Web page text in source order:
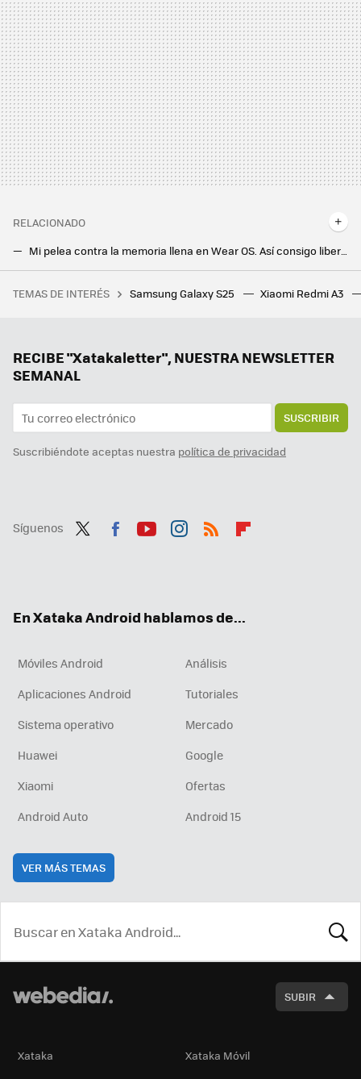
RELACIONADO
Mi pelea contra la memoria llena en Wear OS. Así consigo liberar espacio para mis apps favoritas
El Samsung Galaxy Watch Ultra luce en todo su esplendor con estas fotos filtradas
El teletrabajo ahorró estrés y gasolina: las empresas decidieron que eso se acabó y los accidentes "in itinere" han crecido un 3%
TEMAS DE INTERÉS Samsung Galaxy S25 Xiaomi Redmi A3
RECIBE "Xatakaletter", NUESTRA NEWSLETTER
SEMANAL
SUSCRIBIR
Suscribiéndote aceptas nuestra política de privacidad
Síguenos
En Xataka Android hablamos de...
Móviles Android
Análisis
Aplicaciones Android
Tutoriales
Sistema operativo
Mercado
Huawei
Google
Xiaomi
Ofertas
Android Auto
Android 15
VER MÁS TEMAS
SUBIR
Xataka
Xataka Móvil